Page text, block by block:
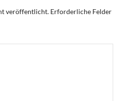
veröffentlicht. Erforderliche Felder